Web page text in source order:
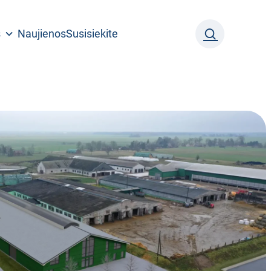
NaujienosSusisiekite